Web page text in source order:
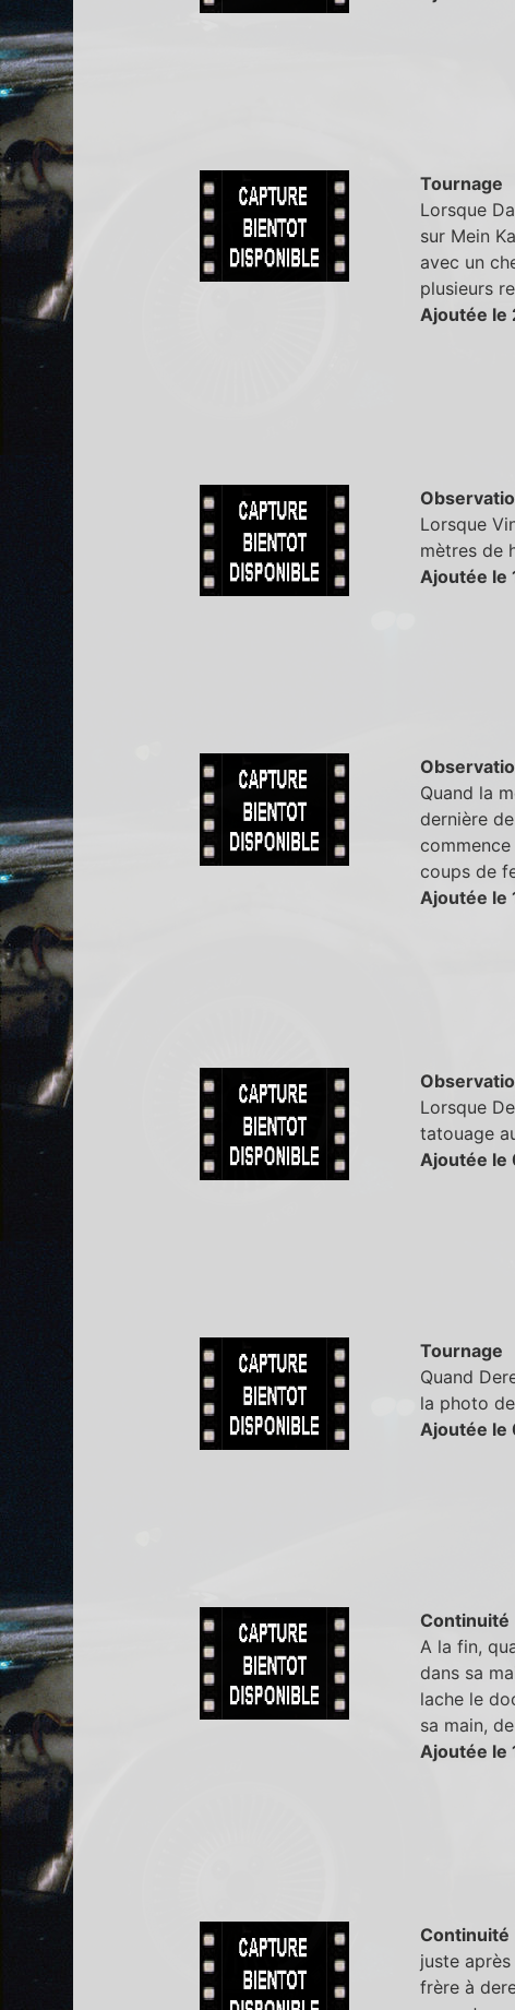
Tournage
Lorsque
sur Mein
avec un
plusieurs
Ajoutée le
Lorsque
mètres de
Ajoutée le
Quand la
dernière
coups de
Ajoutée le
Lorsque
tatouage
Ajoutée le
Tournage
Quand
la photo
Ajoutée le
Continuité
A la fin,
dans sa
lache le
sa main,
Ajoutée le
Continuité
juste
frère à